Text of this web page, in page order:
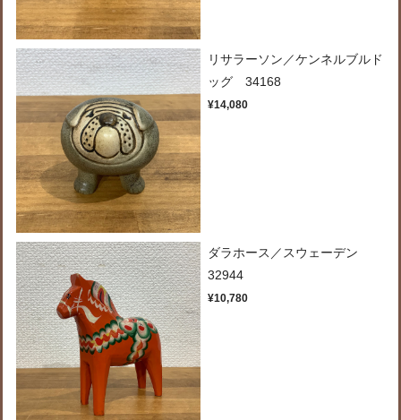
リサラーソン／ケンネルブルド
ッグ 34168
¥14,080
ダラホース／スウェーデン
32944
¥10,780